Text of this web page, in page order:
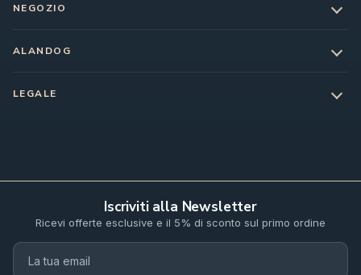
NEGOZIO
ALANDOG
LEGALE
Iscriviti alla Newsletter
Ricevi offerte esclusive e il 5% di sconto sul primo ordine